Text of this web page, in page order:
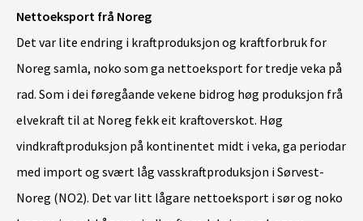
Nettoeksport frå Noreg
Det var lite endring i kraftproduksjon og kraftforbruk for
Noreg samla, noko som ga nettoeksport for tredje veka på
rad. Som i dei føregåande vekene bidrog høg produksjon frå
elvekraft til at Noreg fekk eit kraftoverskot. Høg
vindkraftproduksjon på kontinentet midt i veka, ga periodar
med import og svært låg vasskraftproduksjon i Sørvest-
Noreg (NO2). Det var litt lågare nettoeksport i sør og noko